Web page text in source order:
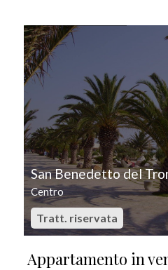
San Benedetto del
Centro
Tratt. riservata
Appartamento in